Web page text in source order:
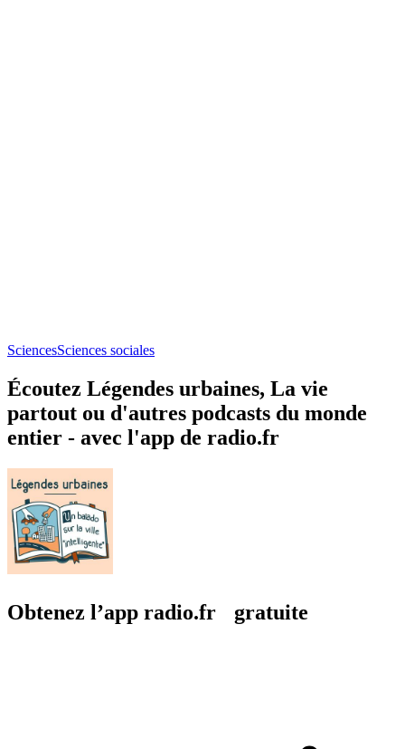
SciencesSciences sociales
Écoutez Légendes urbaines, La vie
partout ou d'autres podcasts du monde
entier - avec l'app de radio.fr
Obtenez l’app radio.fr gratuite